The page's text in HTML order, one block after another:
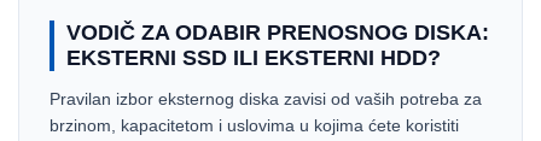
VODIČ ZA ODABIR PRENOSNOG DISKA:
EKSTERNI SSD ILI EKSTERNI HDD?
Pravilan izbor eksternog diska zavisi od vaših potreba za
brzinom, kapacitetom i uslovima u kojima ćete koristiti